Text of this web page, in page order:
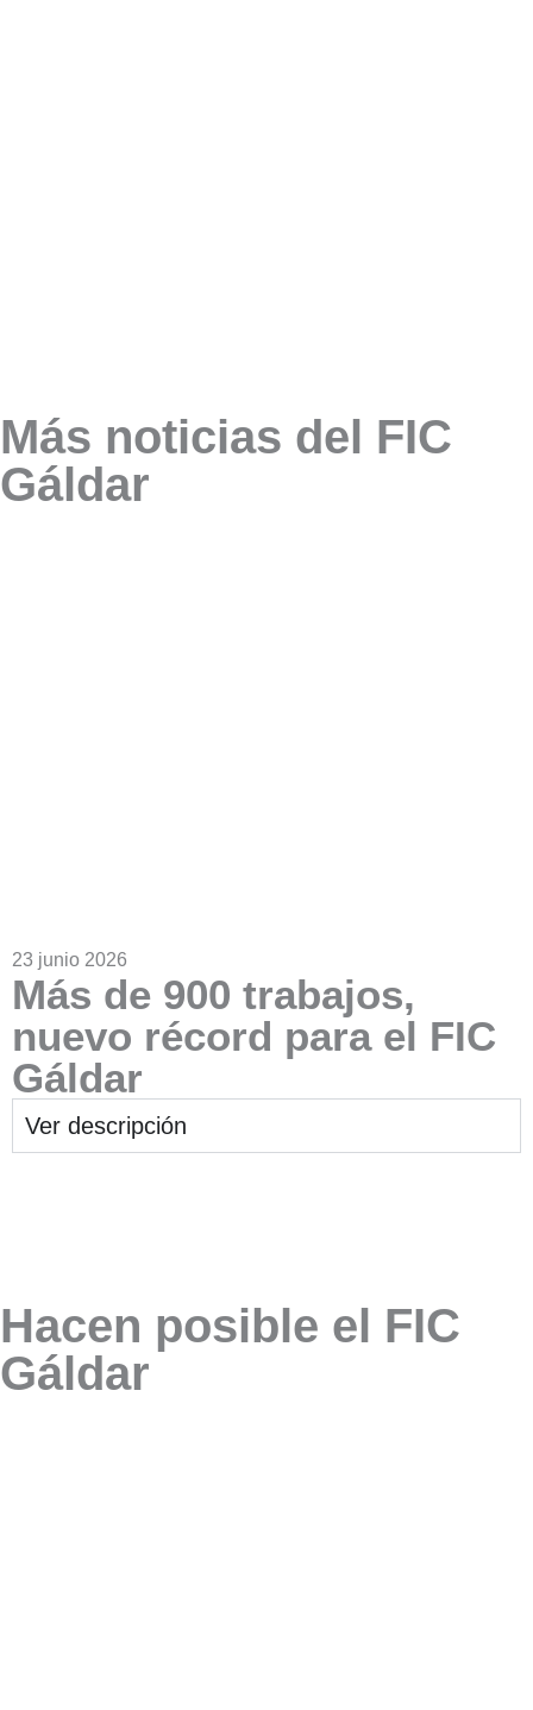
Más noticias del FIC
Gáldar
23 junio 2026
Más de 900 trabajos,
nuevo récord para el FIC
Gáldar
Ver descripción
Hacen posible el FIC
Gáldar